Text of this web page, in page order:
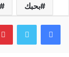
بحبك
فيسبوك تويتر